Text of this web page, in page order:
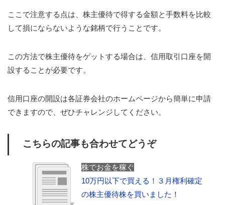
ここで注意する点は、株主優待で得する金額と手数料を比較
して損にならないような銘柄で行うことです。
この方法で株主優待をゲットする場合は、信用取引口座を開
設することが必要です。
信用口座の開設は各証券会社のホームページから簡単に申請
できますので、ぜひチャレンジしてください。
こちらの記事も合わせてどうぞ
株でお金を稼ぐ
10万円以下で買える！３月権利確定
の株主優待株を買いました！